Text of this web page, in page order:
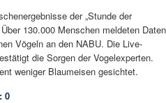
der „Stunde der
130.000 Menschen meldeten Daten
Vögeln an den NABU. Die Live-
die Sorgen der Vogelexperten.
weniger Blaumeisen gesichtet.
0